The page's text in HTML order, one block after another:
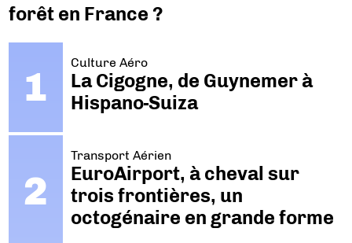
forêt en France ?
Culture Aéro
La Cigogne, de Guynemer à
Hispano-Suiza
Transport Aérien
EuroAirport, à cheval sur
trois frontières, un
octogénaire en grande forme